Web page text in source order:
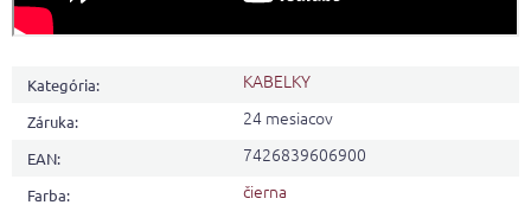
Kategória: KABELKY
Záruka: 24 mesiacov
EAN: 7426839606900
Farba: čierna